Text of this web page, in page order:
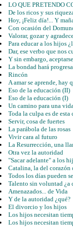
LO QUE PRETENDO
De los ricos y sus
Hoy, ¡Feliz día!... Y
Con ocasión del
Valorar, gozar y
Para educar a los hijos
Dar, ese verbo que nos
Y sin embargo,
La bondad hará
Rincón
A amar se aprende, hay
Eso de la educación (II)
Eso de la educación (I)
Un camino para una
Toda la culpa es de esta
Servir, cosa de fuertes
La parábola de las rosas
Vivir cara al futuro
La Resurrección, una
Otra vez la autoridad
"Sacar adelante" a los
Catalina, la del corazón
Todos los días pueden
Talento sin voluntad ¿a
Amenazados... de Vida
Y de la autoridad ¿qué?
El divorcio y los hijos
Los hijos necesitan
Los hijos necesitan